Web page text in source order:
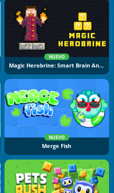
NUEVO
Magic Herobrine: Smart Brain And Puzzle Quest
NUEVO
Merge Fish